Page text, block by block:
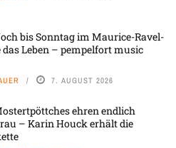
bis Sonntag im Maurice-Ravel-
das Leben – pempelfort music
7. AUGUST 2026
ehren endlich
– Karin Houck erhält die